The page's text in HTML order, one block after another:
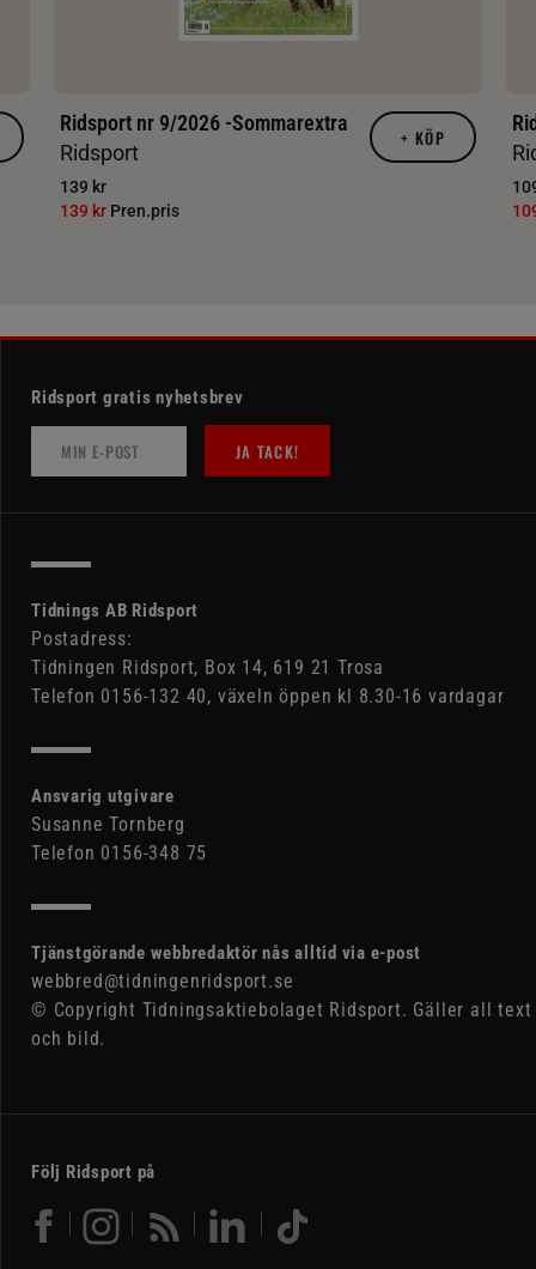
Ridsport nr 9/2026 -Sommarextra
Ridsport
139 kr
139 kr Pren.pris
+ KÖP
Ridsport gratis nyhetsbrev
JA TACK!
Tidnings AB Ridsport
Postadress:
Tidningen Ridsport, Box 14, 619 21 Trosa
Telefon 0156-132 40, växeln öppen kl 8.30-16 vardagar
Ansvarig utgivare
Susanne Tornberg
Telefon 0156-348 75
Tjänstgörande webbredaktör nås alltid via e-post
webbred@tidningenridsport.se
© Copyright Tidningsaktiebolaget Ridsport. Gäller all text
och bild.
Följ Ridsport på